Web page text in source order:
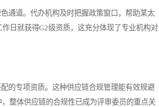
道。代办机构及时把握政策窗口，帮助某太
日就获得G2级资质，这充分体现了专业机构对
专项资质。这种供应链合规管理能有效规避
整体供应链的合规性已成为评审委员的重点关